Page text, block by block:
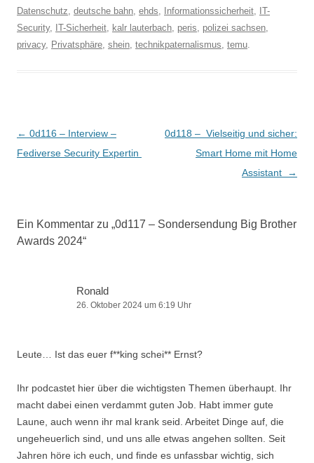
Datenschutz, deutsche bahn, ehds, Informationssicherheit, IT-
Security, IT-Sicherheit, kalr lauterbach, peris, polizei sachsen,
privacy, Privatsphäre, shein, technikpaternalismus, temu.
Beitragsnavigation
← 0d116 – Interview –
Fediverse Security Expertin
0d118 – Vielseitig und sicher:
Smart Home mit Home
Assistant
→
Ein Kommentar zu „0d117 – Sondersendung Big Brother
Awards 2024“
Ronald
26. Oktober 2024 um 6:19 Uhr
Leute… Ist das euer f**king schei** Ernst?
Ihr podcastet hier über die wichtigsten Themen überhaupt. Ihr
macht dabei einen verdammt guten Job. Habt immer gute
Laune, auch wenn ihr mal krank seid. Arbeitet Dinge auf, die
ungeheuerlich sind, und uns alle etwas angehen sollten. Seit
Jahren höre ich euch, und finde es unfassbar wichtig, sich